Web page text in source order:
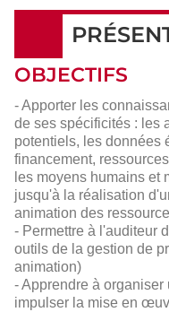
OBJECTIFS
- Apporter les
de ses spécificités : les
potentiels, les données
financement,
les moyens humains et
jusqu'à la réalisation
animation des
- Permettre à l'auditeur
outils de la gestion de
animation)
- Apprendre à
impulser la mise en